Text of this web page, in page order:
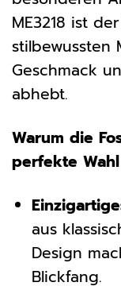
ME3218 ist
stilbewussten
Geschmack
abhebt.
Warum die
perfekte
aus
Design
Blickfang.